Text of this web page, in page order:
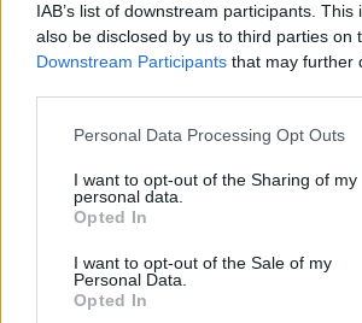
IAB’s list of downstream participants.
also be disclosed by us to third parties on
Downstream Participants that may further
Personal Data Processing Opt Outs
I want to opt-out of the Sharing of my
personal data.
Opted In
I want to opt-out of the Sale of my
Personal Data.
Opted In